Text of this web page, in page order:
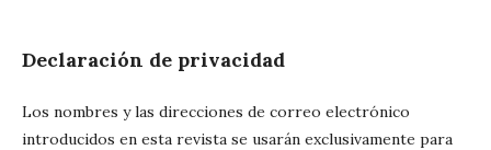
Declaración de privacidad
Los nombres y las direcciones de correo electrónico
introducidos en esta revista se usarán exclusivamente para